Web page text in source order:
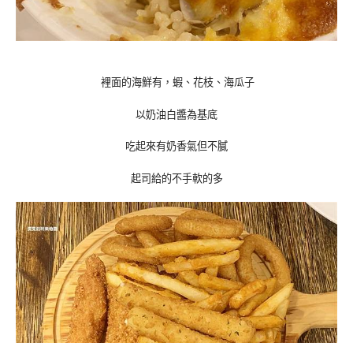
裡面的海鮮有，蝦、花枝、海瓜子
以奶油白醬為基底
吃起來有奶香氣但不膩
起司給的不手軟的多